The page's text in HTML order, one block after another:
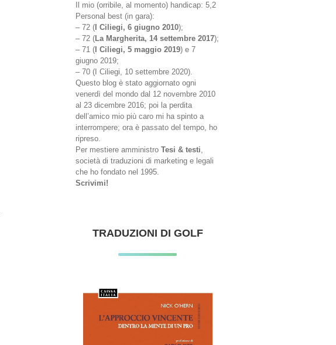
Il mio (orribile, al momento) handicap: 5,2
Personal best (in gara):
– 72 ( I Ciliegi, 6 giugno 2010);
– 72 (La Margherita, 14 settembre 2017);
– 71 ( I Ciliegi, 5 maggio 2019) e 7
giugno 2019;
– 70 (I Ciliegi, 10 settembre 2020).
Questo blog è stato aggiornato ogni
venerdì del mondo dal 12 novembre 2010
al 23 dicembre 2016; poi la perdita
dell’amico mio più caro mi ha spinto a
interrompere; ora è passato del tempo, ho
ripreso.
Per mestiere amministro Tesi & testi,
società di traduzioni di marketing e legali
che ho fondato nel 1995.
Scrivimi!
TRADUZIONI DI GOLF